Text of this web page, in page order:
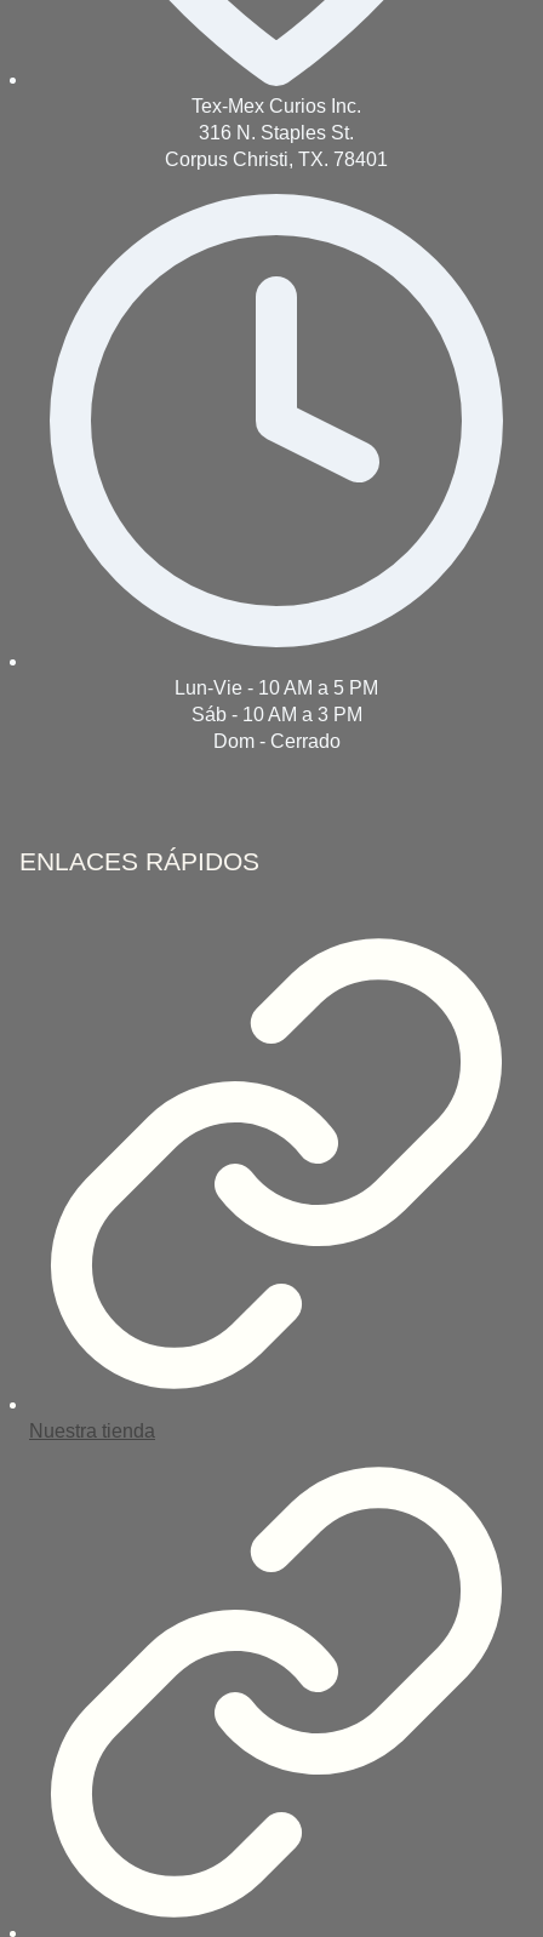
Tex-Mex Curios Inc.
316 N. Staples St.
Corpus Christi, TX. 78401
Lun-Vie - 10 AM a 5 PM
Sáb - 10 AM a 3 PM
Dom - Cerrado
ENLACES RÁPIDOS
Nuestra tienda